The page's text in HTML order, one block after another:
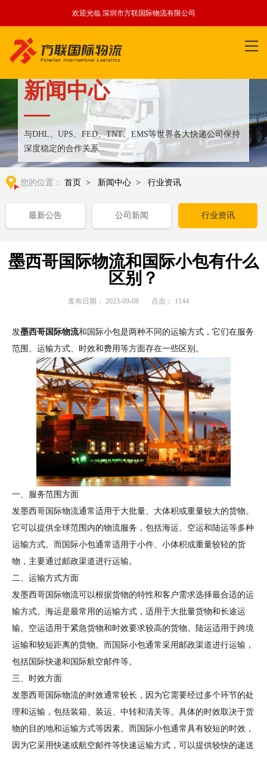
欢迎光临 深圳市方联国际物流有限公司
新闻中心
与DHL、UPS、FED、TNT、EMS等世界各大快递公司保持
深度稳定的合作关系
整合全球优质物流运输资源,满足国内外客户更多个性化需求
您的位置： 首页 > 新闻中心 > 行业资讯
最新公告 公司新闻 行业资讯
墨西哥国际物流和国际小包有什么
区别？
发布日期： 2023-09-08 点击： 1144
发墨西哥国际物流和国际小包是两种不同的运输方式，它们在服务
范围、运输方式、时效和费用等方面存在一些区别。
一、服务范围方面
发墨西哥国际物流通常适用于大批量、大体积或重量较大的货物。
它可以提供全球范围内的物流服务，包括海运、空运和陆运等多种
运输方式。而国际小包通常适用于小件、小体积或重量较轻的货
物，主要通过邮政渠道进行运输。
二、运输方式方面
发墨西哥国际物流可以根据货物的特性和客户需求选择最合适的运
输方式。海运是最常用的运输方式，适用于大批量货物和长途运
输。空运适用于紧急货物和时效要求较高的货物。陆运适用于跨境
运输和较短距离的货物。而国际小包通常采用邮政渠道进行运输，
包括国际快递和国际航空邮件等。
三、时效方面
发墨西哥国际物流的时效通常较长，因为它需要经过多个环节的处
理和运输，包括装箱、装运、中转和清关等。具体的时效取决于货
物的目的地和运输方式等因素。而国际小包通常具有较短的时效，
因为它采用快递或航空邮件等快速运输方式，可以提供较快的递送